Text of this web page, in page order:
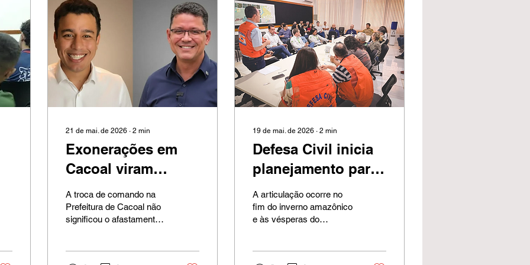
21 de mai. de 2026 ∙ 2 min
Exonerações em
Cacoal viram
cargos no Estado e
reforçam elo
político de Fúria
com grupo
A troca de comando na
Prefeitura de Cacoal não
significou o afastamento
19 de mai. de 2026 ∙ 2 min
Defesa Civil inicia
planejamento para
enfrentar período
de seca em Porto
Velho
A articulação ocorre no
fim do inverno amazônico
e às vésperas do